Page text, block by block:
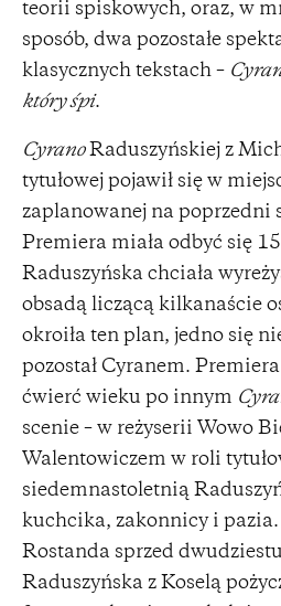
teorii spiskowych, oraz, w
sposób, dwa pozostałe
klasycznych tekstach –
który śpi.
CyranoRaduszyńskiej z
tytułowej pojawił się w
zaplanowanej na poprzedni
Premiera miała odbyć się
Raduszyńska chciała
obsadą liczącą kilkanaście
okroiła ten plan, jedno się
pozostał Cyranem.
ćwierć wieku po innym
scenie – w reżyserii Wowo
Walentowiczem w roli
siedemnastoletnią
kuchcika, zakonnicy i
Rostanda sprzed
Raduszyńska z Koselą